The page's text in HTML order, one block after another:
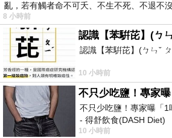
亂，若有觸者命不可夭、不生不死、不退不
受
8 小時前
認識【苯騈芘】(ㄅ
認識【苯騈芘】(ㄅㄣˇ
10 小時前
不只少吃鹽！專家曝「
- 得舒飲食(DASH Diet)
https://
10 小時前